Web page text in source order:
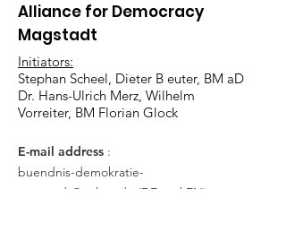
Alliance for Democracy
Magstadt
Initiators:
Stephan Scheel, Dieter B euter, BM aD
Dr. Hans-Ulrich Merz, Wilhelm
Vorreiter, BM Florian Glock
E-mail address :
buendnis-demokratie-
magstadt@online.de
(DE and EN)